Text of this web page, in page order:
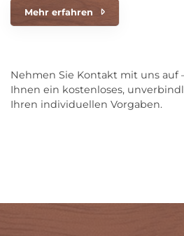
Mehr erfahren
Nehmen Sie Kontakt mit uns auf
Ihnen ein kostenloses,
Ihren individuellen Vorgaben.